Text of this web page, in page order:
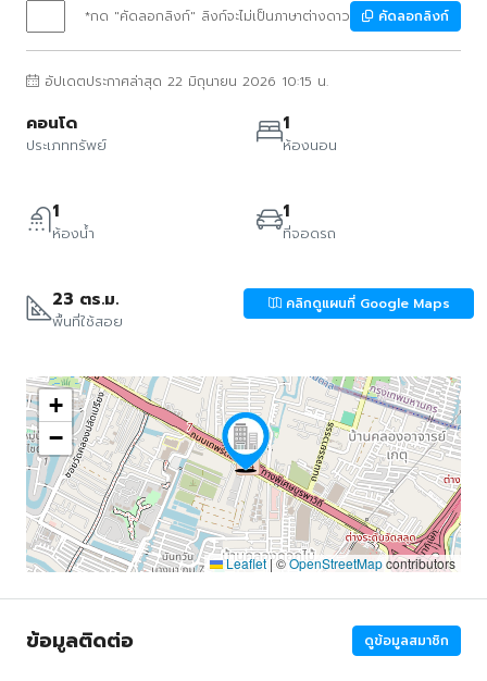
*กด "คัดลอกลิงก์" ลิงก์จะไม่เป็นภาษาต่างดาว คัดลอกลิงก์
อัปเดตประกาศล่าสุด 22 มิถุนายน 2026 10:15 น.
คอนโด
ประเภททรัพย์
1
ห้องนอน
1
ห้องน้ำ
1
ที่จอดรถ
23 ตร.ม.
พื้นที่ใช้สอย
คลิกดูแผนที่ Google Maps
+
−
Leaflet |©OpenStreetMapcontributors
ข้อมูลติดต่อ ดูข้อมูลสมาชิก